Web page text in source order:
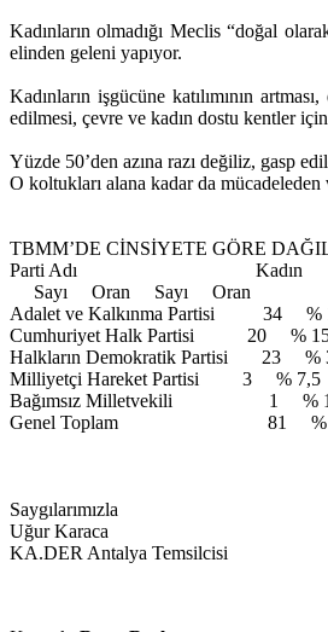
Kadınların olmadığı Meclis “doğal
elinden geleni yapıyor.
Kadınların işgücüne katılımının
edilmesi, çevre ve kadın dostu kentler
Yüzde 50’den azına razı değiliz, gasp
O koltukları alana kadar da mücadeleden
TBMM’DE CİNSİYETE GÖRE
Parti Adı Kadın
Sayı Oran Sayı Oran
Adalet ve Kalkınma Partisi
Cumhuriyet Halk Partisi
Halkların Demokratik
Milliyetçi Hareket
Bağımsız Milletvekili
Genel Toplam 81 %
Saygılarımızla
Uğur Karaca
KA.DER Antalya Temsilcisi